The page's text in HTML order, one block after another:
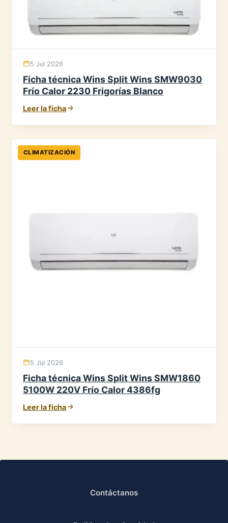
5 Jul 2026
Ficha técnica Wins Split Wins SMW9030
Frío Calor 2230 Frigorías Blanco
Leer la ficha
CLIMATIZACIÓN
5 Jul 2026
Ficha técnica Wins Split Wins SMW1860
5100W 220V Frío Calor 4386fg
Leer la ficha
Contáctanos